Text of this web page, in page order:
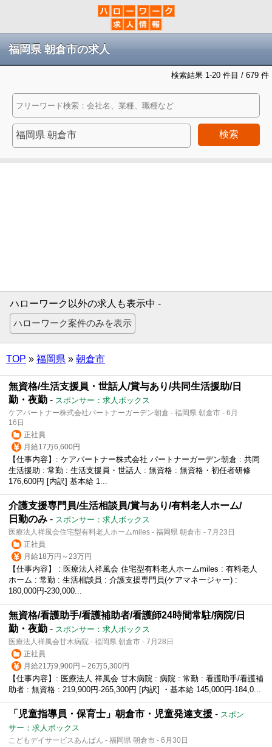
福岡県 朝倉市の求人
検索結果 1-20 件目 / 679 件
検索
ハローワーク以外の求人も表示中 -
TOP » 福岡県 » 朝倉市
無資格/生活支援員・世話人/賞与あり/共同生活援助/日
勤・夜勤 - スポンサー：求人ボックス
ケアパートナー株式会社パートナーガーデン朝倉 - 福岡県 朝倉市 - 6月
16日
正社員
月給17万6,600円
【仕事内容】: ケアパートナー株式会社 パートナーガーデン朝倉 : 共同
生活援助 : 常勤 : 生活支援員・世話人 : 無資格 : 無資格・初任者研修
176,600円 [内訳] 基本給 1...
介護支援専門員/生活相談員/賞与あり/有料老人ホーム/
日勤のみ - スポンサー：求人ボックス
医療法人祥風会住宅型有料老人ホームmiles - 福岡県 朝倉市 - 7月23日
正社員
月給18万円～23万円
【仕事内容】 : 医療法人祥風会 住宅型有料老人ホームmiles : 有料老人
ホーム : 常勤 : 生活相談員 : 介護支援専門員(ケアマネージャー) :
180,000円-230,000...
無資格/看護助手/看護補助者/看護師24時間常駐/病院/日
勤・夜勤 - スポンサー：求人ボックス
医療法人祥風会甘木病院 - 福岡県 朝倉市 - 7月28日
正社員
月給21万9,900円～26万5,300円
【仕事内容】: 医療法人 祥風会 甘木病院 : 病院 : 常勤 : 看護助手/看護補
助者 : 無資格 : 219,900円-265,300円 [内訳] ・基本給 145,000円-184,0...
「児童指導員・保育士」朝倉市・児童発達支援 - スポン
サー：求人ボックス
こどもデイサービスあんぱん - 福岡県 朝倉市 - 6月30日